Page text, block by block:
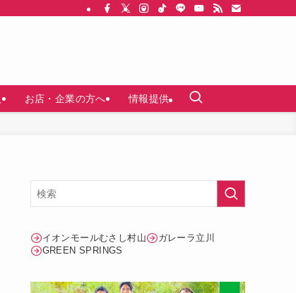
お店・企業の方へ 情報提供
イオンモールむさし村山
ガレーラ立川
GREEN SPRINGS